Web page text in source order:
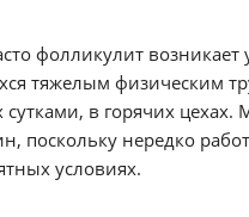
фолликулит возникает
тяжелым физическим
в горячих
поскольку нередко
условиях.